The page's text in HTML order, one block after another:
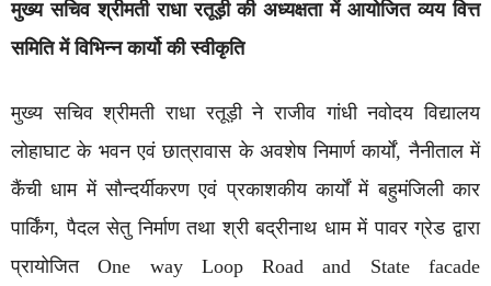
मुख्य सचिव श्रीमती राधा रतूड़ी की अध्यक्षता में आयोजित व्यय वित्त
समिति में विभिन्न कार्यो की स्वीकृति
मुख्य सचिव श्रीमती राधा रतूड़ी ने राजीव गांधी नवोदय विद्यालय
लोहाघाट के भवन एवं छात्रावास के अवशेष निमार्ण कार्यों, नैनीताल में
कैंची धाम में सौन्दर्यीकरण एवं प्रकाशकीय कार्यों में बहुमंजिली कार
पार्किंग, पैदल सेतु निर्माण तथा श्री बद्रीनाथ धाम में पावर ग्रेड द्वारा
प्रायोजित One way Loop Road and State facade